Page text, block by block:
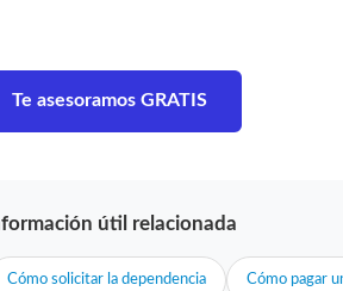
Te asesoramos GRATIS
útil relacionada
Cómo solicitar la dependencia Cómo pagar